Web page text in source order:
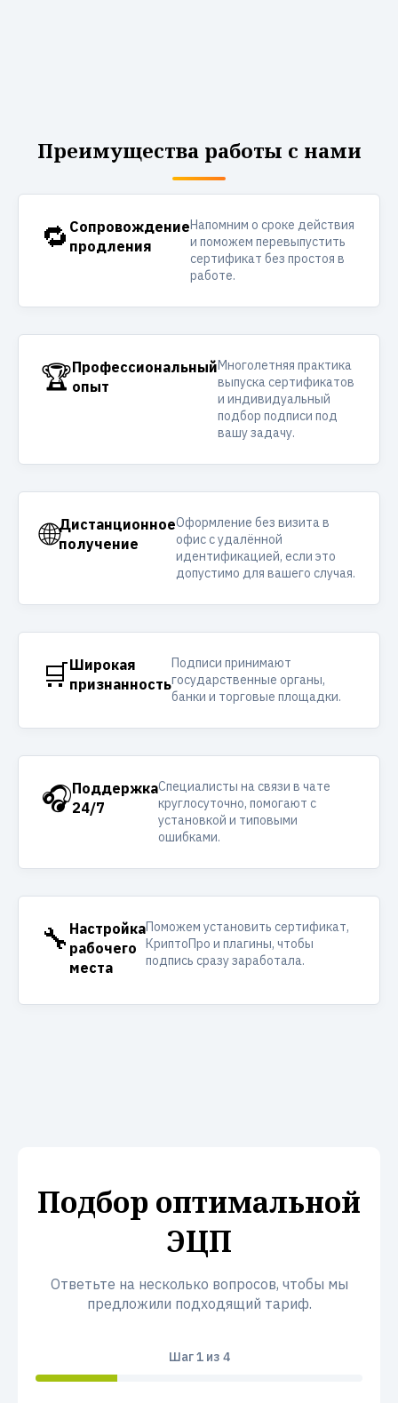
Преимущества работы с нами
🔁 Сопровождение
продления
Напомним о сроке действия
и поможем перевыпустить
сертификат без простоя в
работе.
🏆Профессиональный
опыт
Многолетняя практика
выпуска сертификатов
и индивидуальный
подбор подписи под
вашу задачу.
🌐Дистанционное
получение
Оформление без визита в
офис с удалённой
идентификацией, если это
допустимо для вашего случая.
🛒Широкая
признанность
Подписи принимают
государственные органы,
банки и торговые площадки.
🎧Поддержка
24/7
Специалисты на связи в чате
круглосуточно, помогают с
установкой и типовыми
ошибками.
🔧 Настройка
рабочего
места
Поможем установить сертификат,
КриптоПро и плагины, чтобы
подпись сразу заработала.
Подбор оптимальной
ЭЦП
Ответьте на несколько вопросов, чтобы мы
предложили подходящий тариф.
Шаг1из 4